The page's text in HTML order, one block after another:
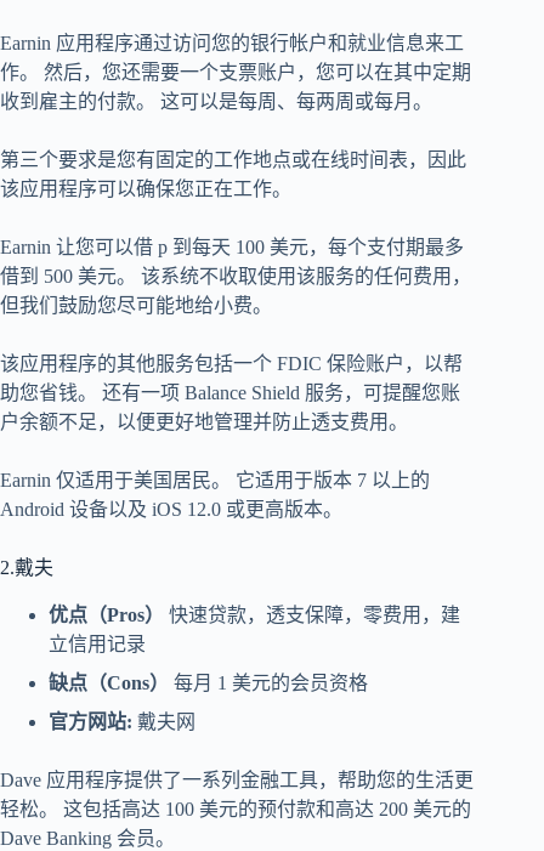
Earnin 应用程序通过访问您的银行帐户和就业信息来工
作。 然后，您还需要一个支票账户，您可以在其中定期
收到雇主的付款。 这可以是每周、每两周或每月。
第三个要求是您有固定的工作地点或在线时间表，因此
该应用程序可以确保您正在工作。
Earnin 让您可以借 p 到每天 100 美元，每个支付期最多
借到 500 美元。 该系统不收取使用该服务的任何费用，
但我们鼓励您尽可能地给小费。
该应用程序的其他服务包括一个 FDIC 保险账户，以帮
助您省钱。 还有一项 Balance Shield 服务，可提醒您账
户余额不足，以便更好地管理并防止透支费用。
Earnin 仅适用于美国居民。 它适用于版本 7 以上的
Android 设备以及 iOS 12.0 或更高版本。
2.戴夫
优点（Pros）
快速贷款，透支保障，零费用，建
立信用记录
缺点（Cons）
每月 1 美元的会员资格
官方网站: 戴夫网
Dave 应用程序提供了一系列金融工具，帮助您的生活更
轻松。 这包括高达 100 美元的预付款和高达 200 美元的
Dave Banking 会员。